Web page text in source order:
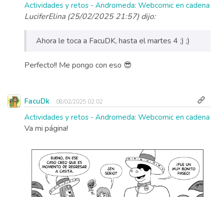
Actividades y retos - Andromeda: Webcomic en cadena
LuciferElina (25/02/2025 21:57) dijo:
Ahora le toca a FacuDK, hasta el martes 4 ;) ;)
Perfecto!! Me pongo con eso 😎
FacuDk 08/02/2025 02:02
Actividades y retos - Andromeda: Webcomic en cadena
Va mi página!